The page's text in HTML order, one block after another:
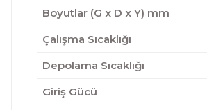
Boyutlar (G x D x Y) mm
Çalışma Sıcaklığı
Depolama Sıcaklığı
Giriş Gücü